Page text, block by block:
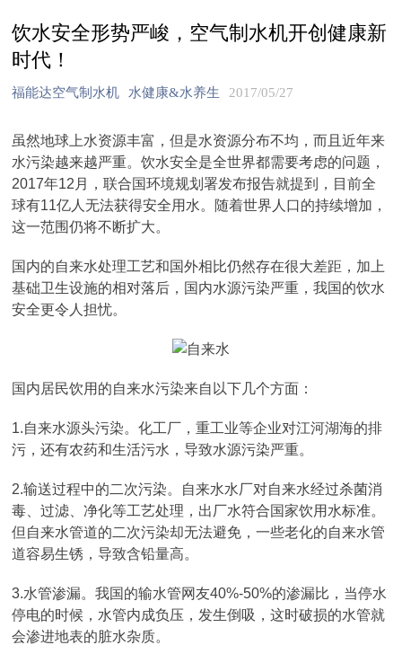
饮水安全形势严峻，空气制水机开创健康新
时代！
福能达空气制水机 水健康&水养生 2017/05/27
虽然地球上水资源丰富，但是水资源分布不均，而且近年来
水污染越来越严重。饮水安全是全世界都需要考虑的问题，
2017年12月，联合国环境规划署发布报告就提到，目前全
球有11亿人无法获得安全用水。随着世界人口的持续增加，
这一范围仍将不断扩大。
国内的自来水处理工艺和国外相比仍然存在很大差距，加上
基础卫生设施的相对落后，国内水源污染严重，我国的饮水
安全更令人担忧。
国内居民饮用的自来水污染来自以下几个方面：
1.自来水源头污染。化工厂，重工业等企业对江河湖海的排
污，还有农药和生活污水，导致水源污染严重。
2.输送过程中的二次污染。自来水水厂对自来水经过杀菌消
毒、过滤、净化等工艺处理，出厂水符合国家饮用水标准。
但自来水管道的二次污染却无法避免，一些老化的自来水管
道容易生锈，导致含铅量高。
3.水管渗漏。我国的输水管网友40%-50%的渗漏比，当停水
停电的时候，水管内成负压，发生倒吸，这时破损的水管就
会渗进地表的脏水杂质。